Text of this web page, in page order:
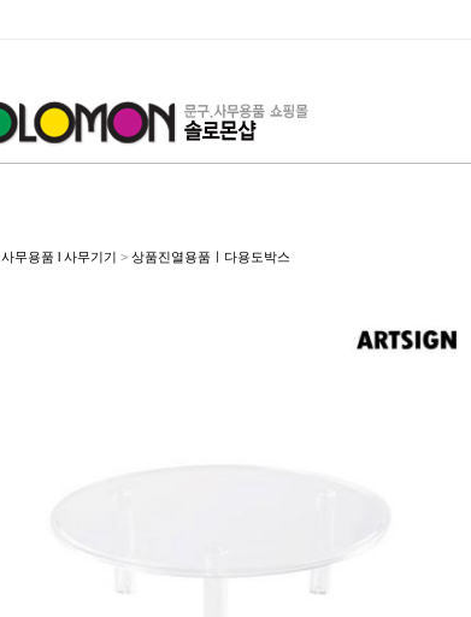
사무용품 l 사무기기 > 상품진열용품ㅣ다용도박스